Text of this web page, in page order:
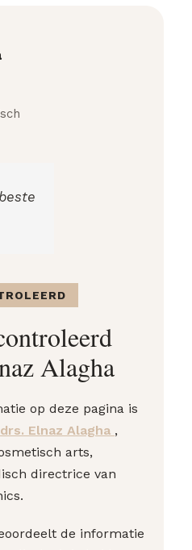
Alagha
op deze pagina is
drs. Elnaz Alagha ,
arts,
directrice van
de informatie